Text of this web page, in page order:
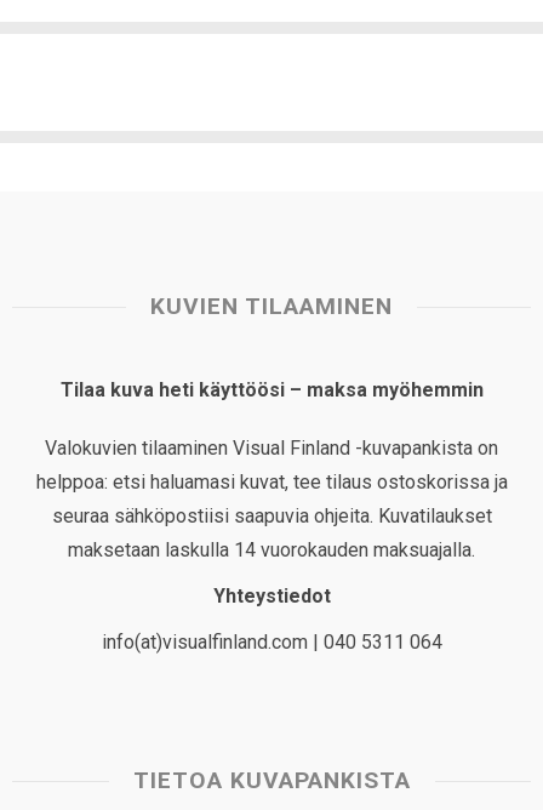
KUVIEN TILAAMINEN
Tilaa kuva heti käyttöösi – maksa myöhemmin
Valokuvien tilaaminen Visual Finland -kuvapankista on
helppoa: etsi haluamasi kuvat, tee tilaus ostoskorissa ja
seuraa sähköpostiisi saapuvia ohjeita. Kuvatilaukset
maksetaan laskulla 14 vuorokauden maksuajalla.
Yhteystiedot
info(at)visualfinland.com | 040 5311 064
TIETOA KUVAPANKISTA